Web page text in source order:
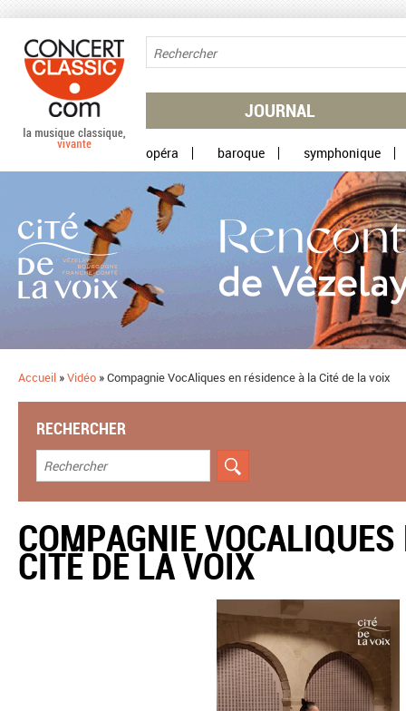
JOURNAL
opéra baroque symphonique
Accueil »Vidéo »Compagnie VocAliques en résidence à la Cité de la voix
RECHERCHER
COMPAGNIE
CITÉ DE LA VOIX